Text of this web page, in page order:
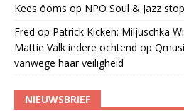
Kees öoms op NPO Soul & Jazz
Fred op Patrick Kicken: Miljuschka
Mattie Valk iedere ochtend op
vanwege haar veiligheid
NIEUWSBRIEF